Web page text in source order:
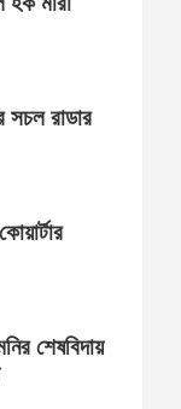
সচল রাডার
শেষবিদায়